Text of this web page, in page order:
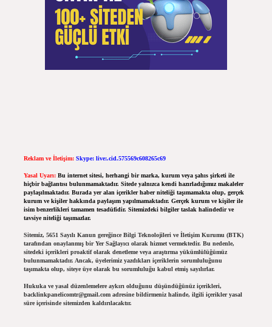
Reklam ve İletişim: Skype: live:.cid.575569c608265c69
Yasal Uyarı: Bu internet sitesi, herhangi bir marka, kurum veya şahıs şirketi ile
hiçbir bağlantısı bulunmamaktadır. Sitede yalnızca kendi hazırladığımız makaleler
paylaşılmaktadır. Burada yer alan içerikler haber niteliği taşımamakta olup, gerçek
kurum ve kişiler hakkında paylaşım yapılmamaktadır. Gerçek kurum ve kişiler ile
isim benzerlikleri tamamen tesadüfidir. Sitemizdeki bilgiler taslak halindedir ve
tavsiye niteliği taşımazlar.
Sitemiz, 5651 Sayılı Kanun gereğince Bilgi Teknolojileri ve İletişim Kurumu (BTK)
tarafından onaylanmış bir Yer Sağlayıcı olarak hizmet vermektedir. Bu nedenle,
sitedeki içerikleri proaktif olarak denetleme veya araştırma yükümlülüğümüz
bulunmamaktadır. Ancak, üyelerimiz yazdıkları içeriklerin sorumluluğunu
taşımakta olup, siteye üye olarak bu sorumluluğu kabul etmiş sayılırlar.
Hukuka ve yasal düzenlemelere aykırı olduğunu düşündüğünüz içerikleri,
backlinkpanelicomtr@gmail.comadresine bildirmeniz halinde, ilgili içerikler yasal
süre içerisinde sitemizden kaldırılacaktır.